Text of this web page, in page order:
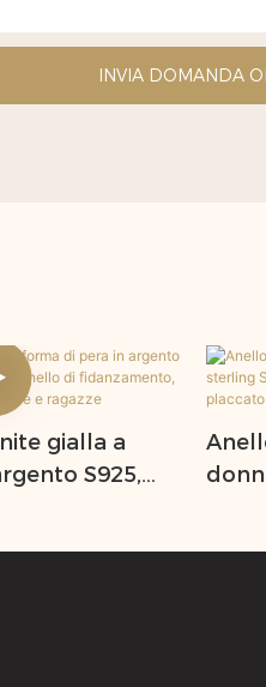
INVIA DOMANDA
gialla a
S925,